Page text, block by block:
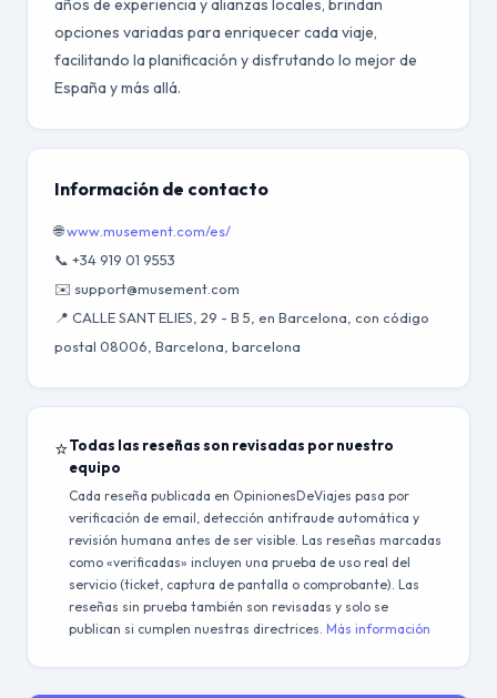
años de experiencia y alianzas locales, brindan
opciones variadas para enriquecer cada viaje,
facilitando la planificación y disfrutando lo mejor de
España y más allá.
Información de contacto
🌐www.musement.com/es/
📞 +34 919 01 9553
✉️ support@musement.com
📍 CALLE SANT ELIES, 29 - B 5, en Barcelona, con código
postal 08006, Barcelona, barcelona
⭐Todas las reseñas son revisadas por nuestro
equipo
Cada reseña publicada en OpinionesDeViajes pasa por
verificación de email, detección antifraude automática y
revisión humana antes de ser visible. Las reseñas marcadas
como «verificadas» incluyen una prueba de uso real del
servicio (ticket, captura de pantalla o comprobante). Las
reseñas sin prueba también son revisadas y solo se
publican si cumplen nuestras directrices. Más información